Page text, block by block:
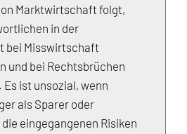
Marktwirtschaft folgt,
in der
bei Misswirtschaft
und bei Rechtsbrüchen
ist unsozial, wenn
als Sparer oder
eingegangenen Risiken